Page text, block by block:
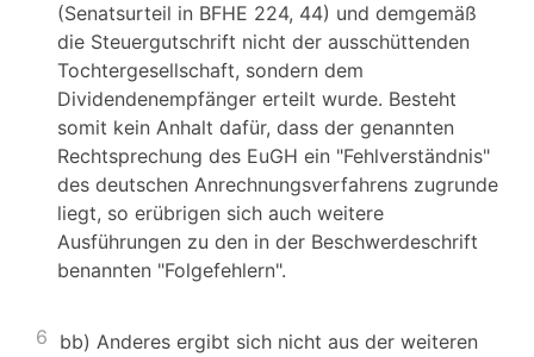
(Senatsurteil in BFHE 224, 44) und demgemäß
die Steuergutschrift nicht der ausschüttenden
Tochtergesellschaft, sondern dem
Dividendenempfänger erteilt wurde. Besteht
somit kein Anhalt dafür, dass der genannten
Rechtsprechung des EuGH ein "Fehlverständnis"
des deutschen Anrechnungsverfahrens zugrunde
liegt, so erübrigen sich auch weitere
Ausführungen zu den in der Beschwerdeschrift
benannten "Folgefehlern".
6 bb) Anderes ergibt sich nicht aus der weiteren